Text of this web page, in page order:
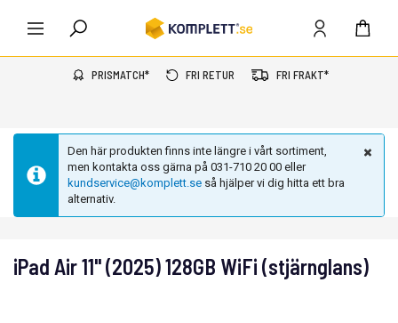
PRISMATCH* FRI RETUR FRI FRAKT*
Den här produkten finns inte längre i vårt sortiment,
men kontakta oss gärna på 031-710 20 00 eller
kundservice@komplett.se så hjälper vi dig hitta ett bra
alternativ.
iPad Air 11" (2025) 128GB WiFi (stjärnglans)